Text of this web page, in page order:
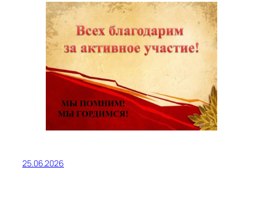
25.06.2026